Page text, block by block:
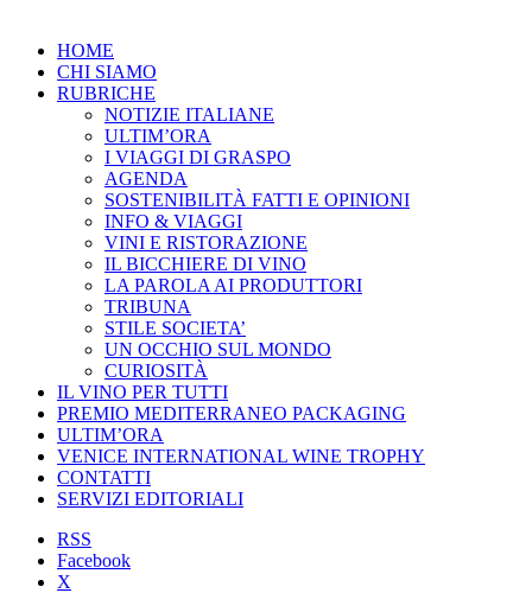
HOME
CHI SIAMO
RUBRICHE
NOTIZIE ITALIANE
ULTIM’ORA
I VIAGGI DI GRASPO
AGENDA
SOSTENIBILITÀ FATTI E OPINIONI
INFO & VIAGGI
VINI E RISTORAZIONE
IL BICCHIERE DI VINO
LA PAROLA AI PRODUTTORI
TRIBUNA
STILE SOCIETA’
UN OCCHIO SUL MONDO
CURIOSITÀ
IL VINO PER TUTTI
PREMIO MEDITERRANEO PACKAGING
ULTIM’ORA
VENICE INTERNATIONAL WINE TROPHY
CONTATTI
SERVIZI EDITORIALI
RSS
Facebook
X